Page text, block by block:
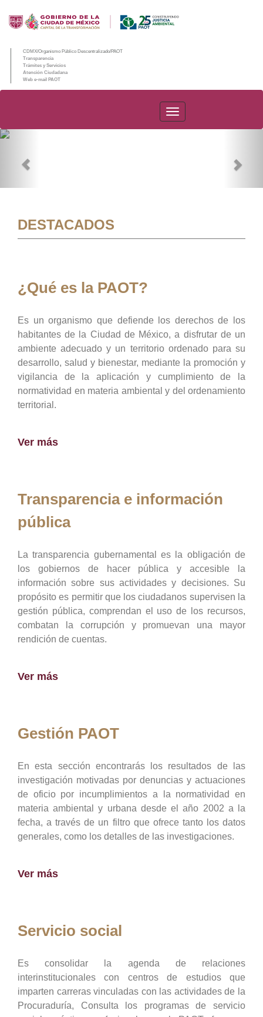
CDMX/Organismo Público Descentralizado/PAOT
Transparencia
Trámites y Servicios
Atención Ciudadana
Web e-mail PAOT
PAOT
DESTACADOS
¿Qué es la PAOT?
Es un organismo que defiende los derechos de los
habitantes de la Ciudad de México, a disfrutar de un
ambiente adecuado y un territorio ordenado para su
desarrollo, salud y bienestar, mediante la promoción y
vigilancia de la aplicación y cumplimiento de la
normatividad en materia ambiental y del ordenamiento
territorial.
Ver más
Transparencia e información
pública
La transparencia gubernamental es la obligación de
los gobiernos de hacer pública y accesible la
información sobre sus actividades y decisiones. Su
propósito es permitir que los ciudadanos supervisen la
gestión pública, comprendan el uso de los recursos,
combatan la corrupción y promuevan una mayor
rendición de cuentas.
Ver más
Gestión PAOT
En esta sección encontrarás los resultados de las
investigación motivadas por denuncias y actuaciones
de oficio por incumplimientos a la normatividad en
materia ambiental y urbana desde el año 2002 a la
fecha, a través de un filtro que ofrece tanto los datos
generales, como los detalles de las investigaciones.
Ver más
Servicio social
Es consolidar la agenda de relaciones
interinstitucionales con centros de estudios que
imparten carreras vinculadas con las actividades de la
Procuraduría, Consulta los programas de servicio